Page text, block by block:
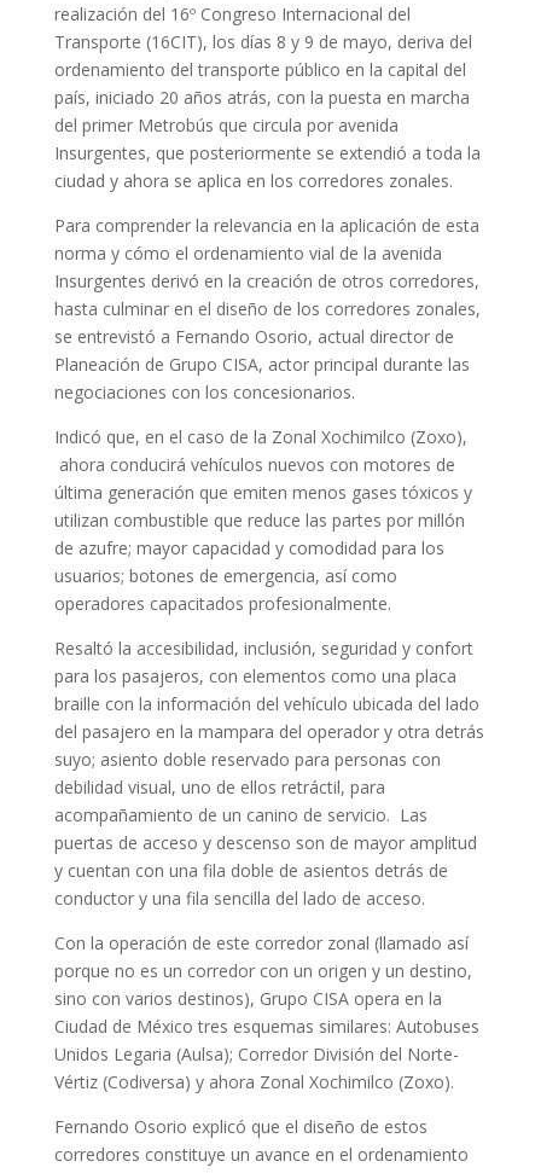
realización del 16º Congreso Internacional del
Transporte (16CIT), los días 8 y 9 de mayo, deriva del
ordenamiento del transporte público en la capital del
país, iniciado 20 años atrás, con la puesta en marcha
del primer Metrobús que circula por avenida
Insurgentes, que posteriormente se extendió a toda la
ciudad y ahora se aplica en los corredores zonales.
Para comprender la relevancia en la aplicación de esta
norma y cómo el ordenamiento vial de la avenida
Insurgentes derivó en la creación de otros corredores,
hasta culminar en el diseño de los corredores zonales,
se entrevistó a Fernando Osorio, actual director de
Planeación de Grupo CISA, actor principal durante las
negociaciones con los concesionarios.
Indicó que, en el caso de la Zonal Xochimilco (Zoxo),
ahora conducirá vehículos nuevos con motores de
última generación que emiten menos gases tóxicos y
utilizan combustible que reduce las partes por millón
de azufre; mayor capacidad y comodidad para los
usuarios; botones de emergencia, así como
operadores capacitados profesionalmente.
Resaltó la accesibilidad, inclusión, seguridad y confort
para los pasajeros, con elementos como una placa
braille con la información del vehículo ubicada del lado
del pasajero en la mampara del operador y otra detrás
suyo; asiento doble reservado para personas con
debilidad visual, uno de ellos retráctil, para
acompañamiento de un canino de servicio. Las
puertas de acceso y descenso son de mayor amplitud
y cuentan con una fila doble de asientos detrás de
conductor y una fila sencilla del lado de acceso.
Con la operación de este corredor zonal (llamado así
porque no es un corredor con un origen y un destino,
sino con varios destinos), Grupo CISA opera en la
Ciudad de México tres esquemas similares: Autobuses
Unidos Legaria (Aulsa); Corredor División del Norte-
Vértiz (Codiversa) y ahora Zonal Xochimilco (Zoxo).
Fernando Osorio explicó que el diseño de estos
corredores constituye un avance en el ordenamiento